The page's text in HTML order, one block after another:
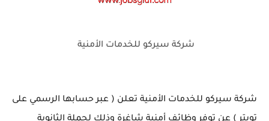
شركة سيركو للخدمات الأمنية
شركة سيركو للخدمات الأمنية تعلن ( عبر حسابها الرسمي على